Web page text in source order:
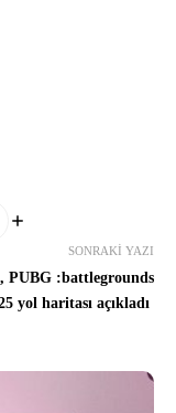
SONRAKI YAZI
PUBG :battlegrounds
yol haritası açıkladı